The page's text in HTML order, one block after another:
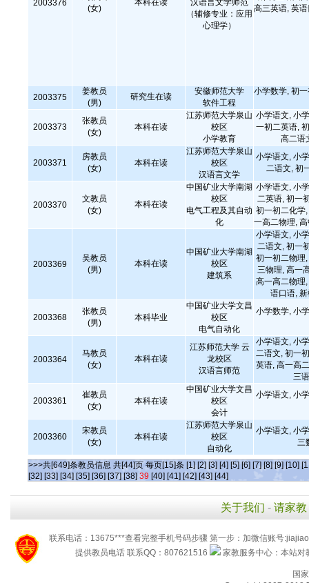
2003376
(女)
本科在读
汉语言文学师范
（辅修专业：应用
心理学）
高三英语, 英
2003375
姜教员
(男)
研究生在读
安徽师范大学
软件工程
小学数学, 初
2003373
张教员
(女)
本科在读
江苏师范大学泉山
校区
小学教育
小学语文, 小
一初二英语,
高二语
2003371
房教员
(女)
本科在读
江苏师范大学泉山
校区
汉语言文学
小学语文, 小
二语文, 初
2003370
文教员
(女)
本科在读
中国矿业大学南湖
校区
电气工程及其自动
化
小学语文, 小
二英语, 初一
初一初二化学
一高二物理,
2003369
吴教员
(男)
本科在读
中国矿业大学南湖
校区
建筑系
小学语文, 小
二语文, 初一
初一初二物理
三物理, 高一
高一高二物理
语口语,
2003368
张教员
(男)
本科毕业
中国矿业大学文昌
校区
电气自动化
小学数学, 小
2003364
马教员
(女)
本科在读
江苏师范大学 云
龙校区
汉语言师范
小学语文, 小
二语文, 初一
英语, 高一高
三
2003361
崔教员
(女)
本科在读
中国矿业大学文昌
校区
会计
小学语文, 小
2003360
宋教员
(女)
本科在读
江苏师范大学泉山
校区
自动化
小学语文, 小
三
>>>共[649]条教员信息 共[44]页 每页[15]条 [1] [2] [3] [4] [5] [6] [7] [8] [9] [10]
[32] [33] [34] [35] [36] [37] [38] 39 [40] [41] [42] [43] [44]
关于我们 - 请家教
联系电话：13675***查看完整手机号码步骤 第一步：加微信账号
提供教员电话 联系QQ：807621516
家教服务中心：本站
国